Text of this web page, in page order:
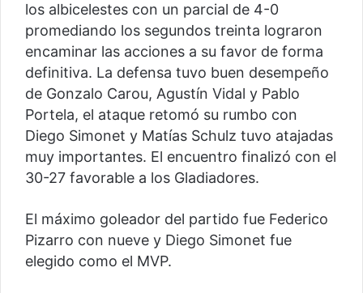
los albicelestes con un parcial de 4-0
promediando los segundos treinta lograron
encaminar las acciones a su favor de forma
definitiva. La defensa tuvo buen desempeño
de Gonzalo Carou, Agustín Vidal y Pablo
Portela, el ataque retomó su rumbo con
Diego Simonet y Matías Schulz tuvo atajadas
muy importantes. El encuentro finalizó con el
30-27 favorable a los Gladiadores.
El máximo goleador del partido fue Federico
Pizarro con nueve y Diego Simonet fue
elegido como el MVP.